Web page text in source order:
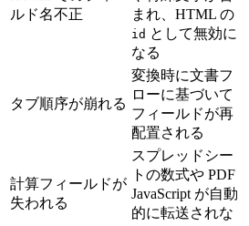
ルド名不正
まれ、HTML の
id として無効に
なる
タブ順序が崩れる
変換時に文書フ
ローに基づいて
フィールドが再
配置される
計算フィールドが
失われる
スプレッドシー
トの数式や PDF
JavaScript が自動
的に転送されな